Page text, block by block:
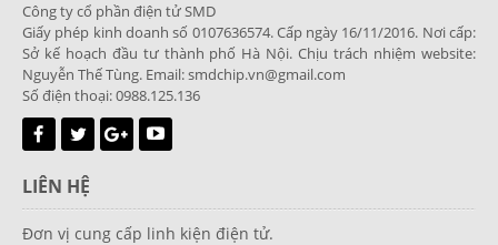
Công ty cổ phần điện tử SMD
Giấy phép kinh doanh số 0107636574. Cấp ngày 16/11/2016. Nơi cấp:
Sở kế hoạch đầu tư thành phố Hà Nội. Chịu trách nhiệm website:
Nguyễn Thế Tùng. Email: smdchip.vn@gmail.com
Số điện thoại: 0988.125.136
LIÊN HỆ
Đơn vị cung cấp linh kiện điện tử.